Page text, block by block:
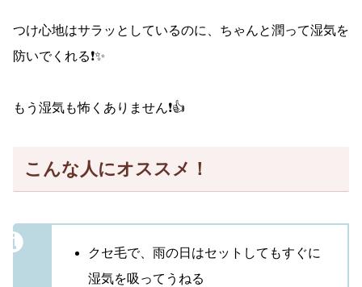
つけ心地はサラッとしているのに、ちゃんと潤って湿気を
防いでくれる❗️✨
もう湿気も怖くありません❗️👍
こんな人にオススメ！
クセ毛で、雨の日はセットしてもすぐに
湿気を吸ってうねる